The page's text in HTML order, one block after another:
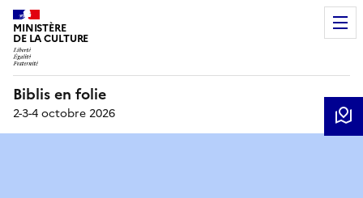
MINISTÈRE
DE LA CULTURE
Biblis en folie
2-3-4 octobre 2026